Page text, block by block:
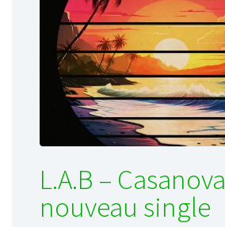
L.A.B – Casanova
nouveau single